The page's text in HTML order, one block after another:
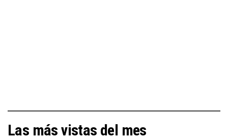
Las más vistas del mes